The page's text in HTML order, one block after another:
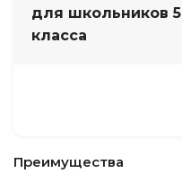
для школьников 5
класса
Преимущества